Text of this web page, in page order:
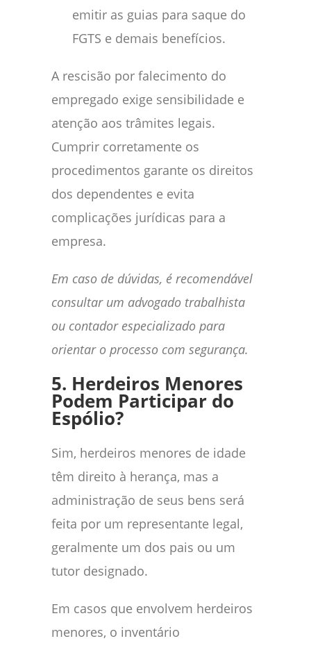
emitir as guias para saque do
FGTS e demais benefícios.
A rescisão por falecimento do
empregado exige sensibilidade e
atenção aos trâmites legais.
Cumprir corretamente os
procedimentos garante os direitos
dos dependentes e evita
complicações jurídicas para a
empresa.
Em caso de dúvidas, é recomendável
consultar um advogado trabalhista
ou contador especializado para
orientar o processo com segurança.
5. Herdeiros Menores
Podem Participar do
Espólio?
Sim, herdeiros menores de idade
têm direito à herança, mas a
administração de seus bens será
feita por um representante legal,
geralmente um dos pais ou um
tutor designado.
Em casos que envolvem herdeiros
menores, o inventário